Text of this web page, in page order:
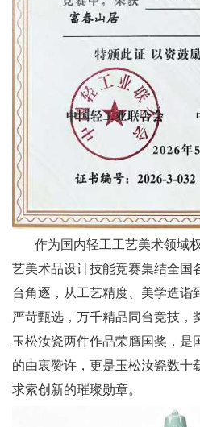
作为国内轻工工艺美术领域
艺美术品设计技能竞赛集结全国
台角逐，从工艺精度、美学造诣
严苛甄选，万千精品同台竞技，
玉松汝瓷两件作品荣膺国奖，是
的由衷赞许，更是玉松汝瓷数十
求索创新的璀璨勋章。